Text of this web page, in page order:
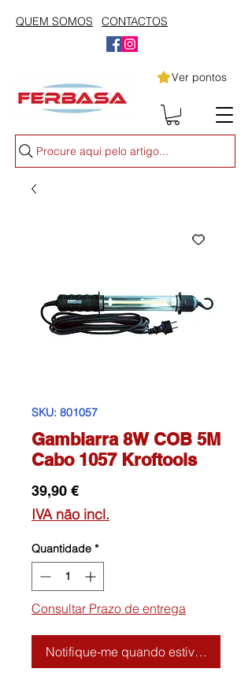
QUEM SOMOS CONTACTOS
Ver pontos
Procure aqui pelo artigo...
SKU: 801057
Gambiarra 8W COB 5M
Cabo 1057 Kroftools
39,90 €Preço
IVA não incl.
Quantidade *
Consultar Prazo de entrega
Notifique-me quando estiver